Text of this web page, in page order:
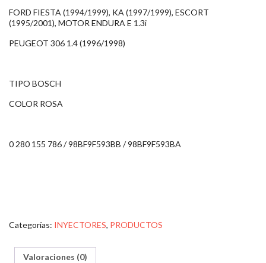
FORD FIESTA (1994/1999), KA (1997/1999), ESCORT
(1995/2001), MOTOR ENDURA E 1.3i
PEUGEOT 306 1.4 (1996/1998)
TIPO BOSCH
COLOR ROSA
0 280 155 786 / 98BF9F593BB / 98BF9F593BA
Categorías: INYECTORES, PRODUCTOS
Valoraciones (0)